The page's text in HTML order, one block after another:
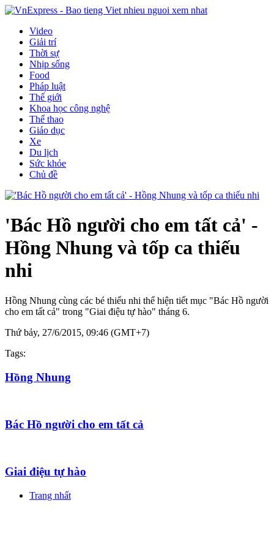
Video
Giải trí
Thời sự
Nhịp sống
Food
Pháp luật
Thế giới
Khoa học công nghệ
Thể thao
Giáo dục
Xe
Du lịch
Sức khỏe
Chủ đề
'Bác Hồ người cho em tất cả' -
Hồng Nhung và tốp ca thiếu
nhi
Hồng Nhung cùng các bé thiếu nhi thể hiện tiết mục "Bác Hồ người
cho em tất cả" trong "Giai điệu tự hào" tháng 6.
Thứ bảy, 27/6/2015, 09:46 (GMT+7)
Tags:
Hồng Nhung
Bác Hồ người cho em tất cả
Giai điệu tự hào
Trang nhất